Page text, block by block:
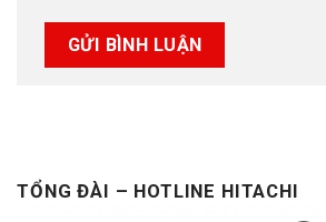
TỔNG ĐÀI – HOTLINE HITACHI